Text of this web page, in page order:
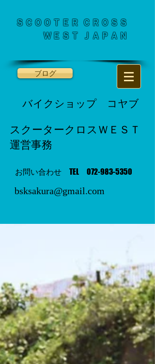
ＳＣＯＯＴＥＲ ＣＲＯＳＳ
​ ＷＥＳＴ ＪＡＰＡＮ
スクータークロスＷＥＳＴ
運営事務
バイクショップ コヤブ
ブログ
お問い合わせ TEL 072-983-5350
bsksakura@gmail.com